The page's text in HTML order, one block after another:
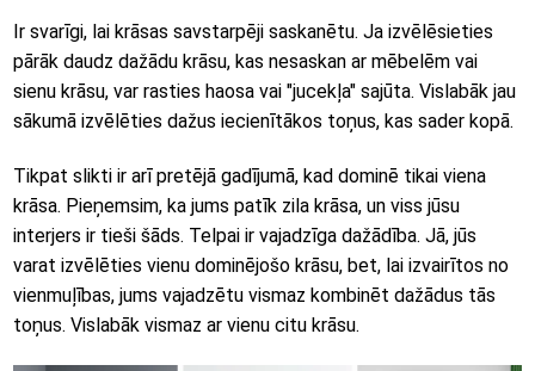
Ir svarīgi, lai krāsas savstarpēji saskanētu. Ja izvēlēsieties
pārāk daudz dažādu krāsu, kas nesaskan ar mēbelēm vai
sienu krāsu, var rasties haosa vai "jucekļa" sajūta. Vislabāk jau
sākumā izvēlēties dažus iecienītākos toņus, kas sader kopā.
Tikpat slikti ir arī pretējā gadījumā, kad dominē tikai viena
krāsa. Pieņemsim, ka jums patīk zila krāsa, un viss jūsu
interjers ir tieši šāds. Telpai ir vajadzīga dažādība. Jā, jūs
varat izvēlēties vienu dominējošo krāsu, bet, lai izvairītos no
vienmuļības, jums vajadzētu vismaz kombinēt dažādus tās
toņus. Vislabāk vismaz ar vienu citu krāsu.